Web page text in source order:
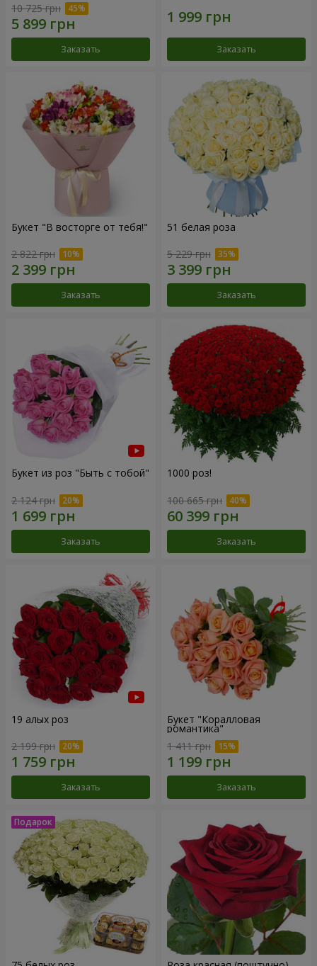
10 725 грн
Заказать Заказать
Букет "В восторге от тебя!"
2 822 грн
Заказать
51 белая роза
5 229 грн
Заказать
Букет из роз "Быть с тобой"
2 124 грн
Заказать
1000 роз!
100 665 грн
Заказать
19 алых роз
2 199 грн
Заказать
Букет "Коралловая
романтика"
1 411 грн
Заказать